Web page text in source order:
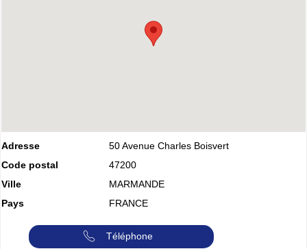
Adresse
50 Avenue Charles Boisvert
Code postal
47200
Ville
MARMANDE
Pays
FRANCE
Téléphone